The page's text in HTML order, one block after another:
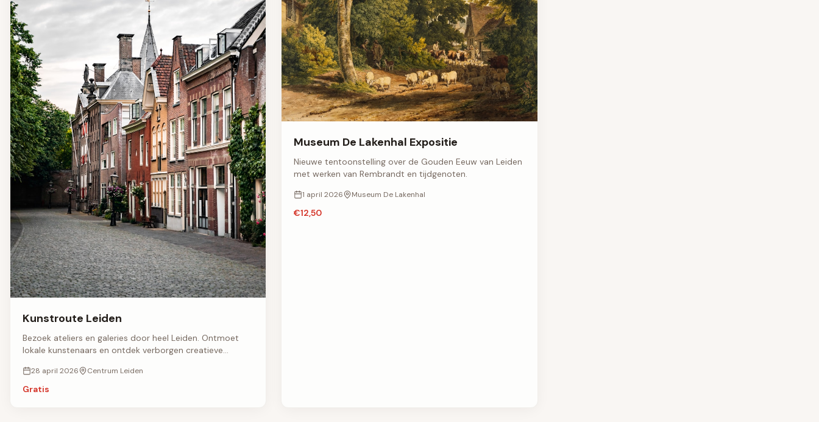
Kunstroute Leiden
Bezoek ateliers en galeries door heel Leiden. Ontmoet
lokale kunstenaars en ontdek verborgen creatieve
28 april 2026 Centrum Leiden
Gratis
Museum De Lakenhal Expositie
Nieuwe tentoonstelling over de Gouden Eeuw van Leiden
met werken van Rembrandt en tijdgenoten.
1 april 2026 Museum De Lakenhal
€12,50